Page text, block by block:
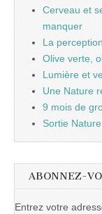
Cerveau et
manquer
La
Olive verte,
Lumière et
Une Nature
9 mois de
Sortie
ABONNEZ-
Entrez votre